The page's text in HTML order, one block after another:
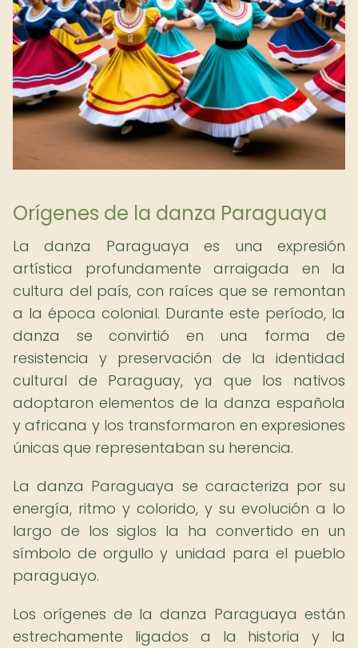
Orígenes de la danza Paraguaya
La danza Paraguaya es una expresión
artística profundamente arraigada en la
cultura del país, con raíces que se remontan
a la época colonial. Durante este período, la
danza se convirtió en una forma de
resistencia y preservación de la identidad
cultural de Paraguay, ya que los nativos
adoptaron elementos de la danza española
y africana y los transformaron en expresiones
únicas que representaban su herencia.
La danza Paraguaya se caracteriza por su
energía, ritmo y colorido, y su evolución a lo
largo de los siglos la ha convertido en un
símbolo de orgullo y unidad para el pueblo
paraguayo.
Los orígenes de la danza Paraguaya están
estrechamente ligados a la historia y la